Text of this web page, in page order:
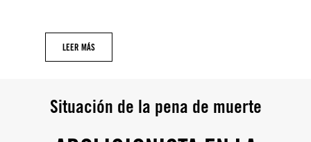
LEER MÁS
Situación de la pena de muerte